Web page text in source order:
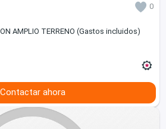
0
AMPLIO TERRENO (Gastos incluidos)
Contactar ahora